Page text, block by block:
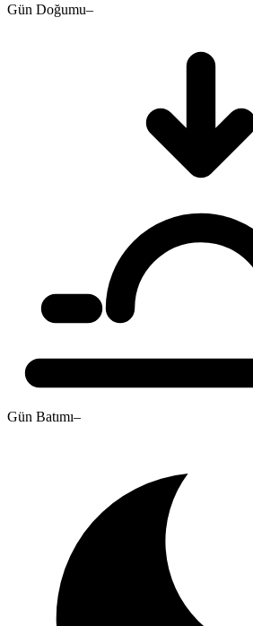
Gün Doğumu–
Gün Batımı–